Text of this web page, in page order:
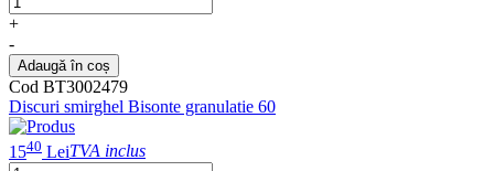
+
-
Adaugă în coș
Cod BT3002479
Discuri smirghel Bisonte granulatie 60
1540 LeiTVA inclus